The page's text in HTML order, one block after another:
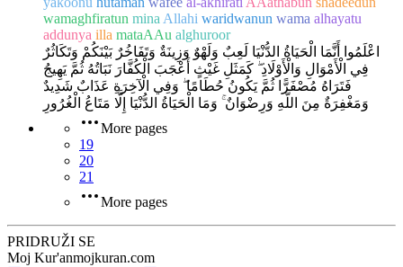
wamaghfiratun mina Allahi waridwanun wama alhayatu
addunya illa mataAAu alghuroor
اعْلَمُوا أَنَّمَا الْحَيَاةُ الدُّنْيَا لَعِبٌ وَلَهْوٌ وَزِينَةٌ وَتَفَاخُرٌ بَيْنَكُمْ وَتَكَاثُرٌ
فِي الْأَمْوَالِ وَالْأَوْلَادِ ۖ كَمَثَلِ غَيْثٍ أَعْجَبَ الْكُفَّارَ نَبَاتُهُ ثُمَّ يَهِيجُ
فَتَرَاهُ مُصْفَرًّا ثُمَّ يَكُونُ حُطَامًا ۖ وَفِي الْآخِرَةِ عَذَابٌ شَدِيدٌ
وَمَغْفِرَةٌ مِنَ اللَّهِ وَرِضْوَانٌ ۚ وَمَا الْحَيَاةُ الدُّنْيَا إِلَّا مَتَاعُ الْغُرُورِ
More pages
19
20
21
More pages
PRIDRUŽI SE
Moj Kur'anmojkuran.com